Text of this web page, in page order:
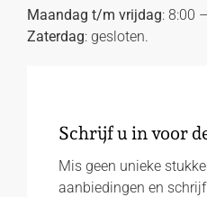
Maandag t/m vrijdag: 8:00
Zaterdag: gesloten.
Schrijf u in voor
Mis geen unieke
aanbiedingen en